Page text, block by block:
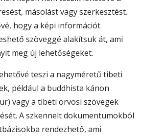
másolást vagy szerkesztést.
hogy a képi információt
szöveggé alakítsuk át, ami
meg új lehetőségeket.
teszi a nagyméretű tibeti
például a buddhista kánon
vagy a tibeti orvosi szövegek
A szkennelt dokumentumokból
rendezhető, ami